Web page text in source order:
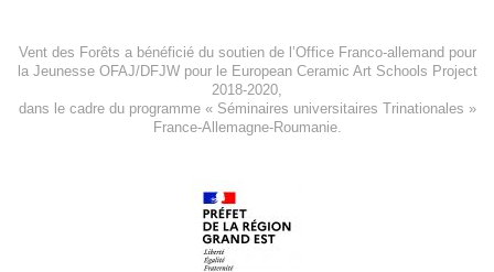
Vent des Forêts a bénéficié du soutien de l’Office Franco-allemand pour
la Jeunesse OFAJ/DFJWpour leEuropean Ceramic Art Schools Project
2018-2020,
dans le cadre du programme « Séminaires universitaires Trinationales »
France-Allemagne-Roumanie.